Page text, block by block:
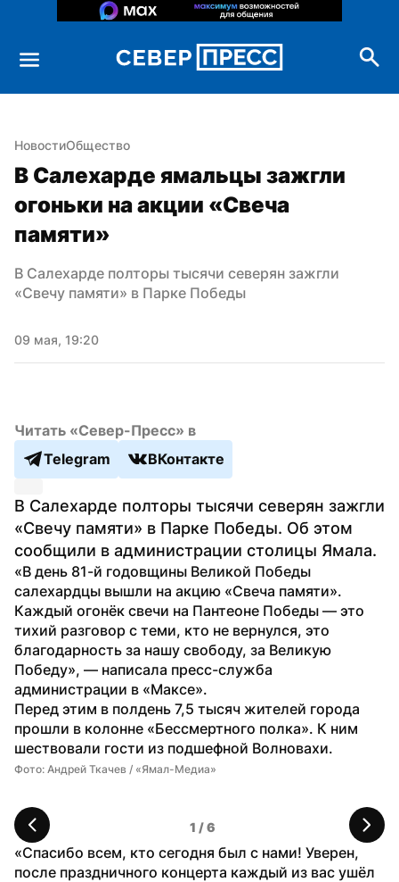
НовостиОбщество
В Салехарде ямальцы зажгли
огоньки на акции «Свеча
памяти»
В Салехарде полторы тысячи северян зажгли
«Свечу памяти» в Парке Победы
09 мая, 19:20
Читать «Север-Пресс» в
Telegram
ВКонтакте
В Салехарде полторы тысячи северян зажгли
«Свечу памяти» в Парке Победы. Об этом
сообщили в администрации столицы Ямала.
«В день 81-й годовщины Великой Победы
салехардцы вышли на акцию «Свеча памяти».
Каждый огонёк свечи на Пантеоне Победы — это
тихий разговор с теми, кто не вернулся, это
благодарность за нашу свободу, за Великую
Победу», — написала пресс-служба
администрации в «Максе».
Перед этим в полдень 7,5 тысяч жителей города
прошли в колонне «Бессмертного полка». К ним
шествовали гости из подшефной Волновахи.
1 / 6
Фото: Андрей Ткачев / «Ямал-Медиа»
«Спасибо всем, кто сегодня был с нами! Уверен,
после праздничного концерта каждый из вас ушёл